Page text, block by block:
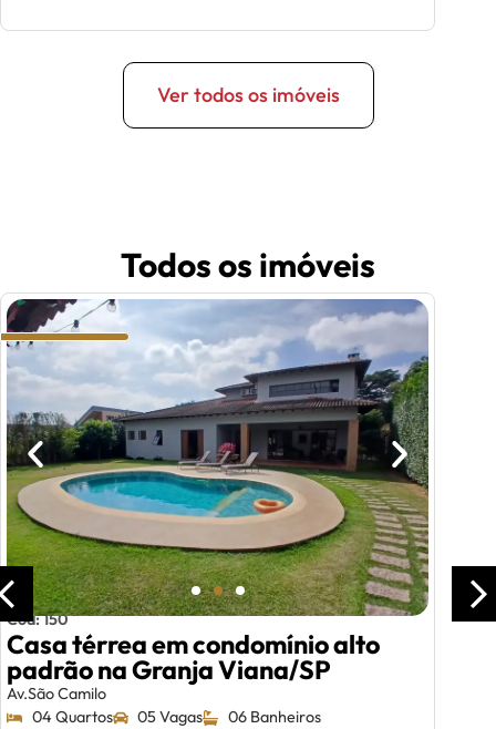
Ver todos os imóveis
Todos os imóveis
Cód: 150
Casa térrea em condomínio alto
padrão na Granja Viana/SP
Av.São Camilo
04 Quartos
05 Vagas
06 Banheiros